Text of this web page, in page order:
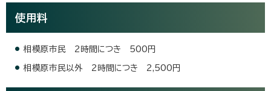
使用料
相模原市民 2時間につき 500円
相模原市民以外 2時間につき 2,500円